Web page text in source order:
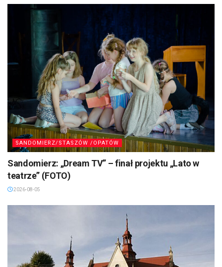
SANDOMIERZ/STASZÓW /OPATÓW
Sandomierz: „Dream TV” – finał projektu „Lato w
teatrze” (FOTO)
2026-08-05